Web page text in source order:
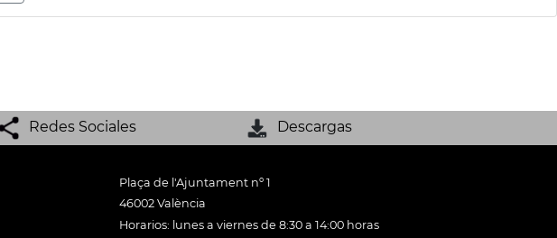
Redes Sociales Descargas
Plaça de l'Ajuntament nº 1
46002 València
Horarios: lunes a viernes de 8:30 a 14:00 horas